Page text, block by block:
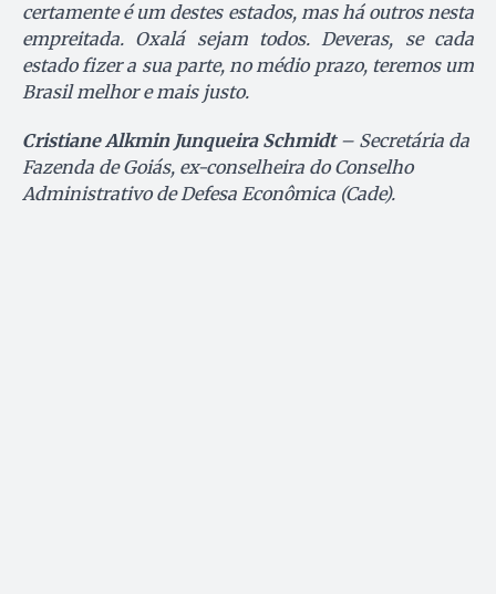
certamente é um destes estados, mas há outros nesta
empreitada. Oxalá sejam todos. Deveras, se cada
estado fizer a sua parte, no médio prazo, teremos um
Brasil melhor e mais justo.
Cristiane Alkmin Junqueira Schmidt– Secretária da
Fazenda de Goiás, ex-conselheira do Conselho
Administrativo de Defesa Econômica (Cade).